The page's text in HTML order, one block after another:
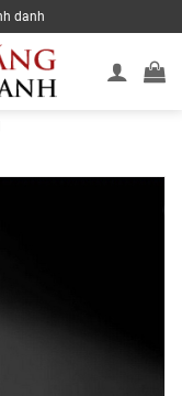
danh